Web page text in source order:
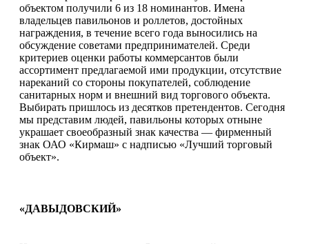
объектом получили 6 из 18 номинантов. Имена
владельцев павильонов и роллетов, достойных
награждения, в течение всего года выносились на
обсуждение советами предпринимателей. Среди
критериев оценки работы коммерсантов были
ассортимент предлагаемой ими продукции, отсутствие
нареканий со стороны покупателей, соблюдение
санитарных норм и внешний вид торгового объекта.
Выбирать пришлось из десятков претендентов. Сегодня
мы представим людей, павильоны которых отныне
украшает своеобразный знак качества — фирменный
знак ОАО «Кирмаш» с надписью «Лучший торговый
объект».
«ДАВЫДОВСКИЙ»